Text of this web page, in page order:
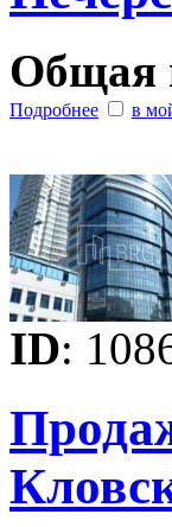
Общая
Подробнее в
ID: